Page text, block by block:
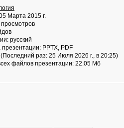
Марта 2015 г.
русский
PPTX, PDF
раз: 25 Июля 2026 г., в 20:25)
файлов презентации: 22.05 Мб